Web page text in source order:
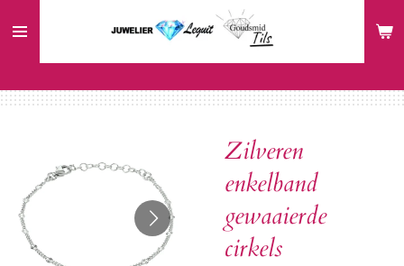
direct
hoofdinhoud
Zilveren
enkelband
gewaaierde
cirkels